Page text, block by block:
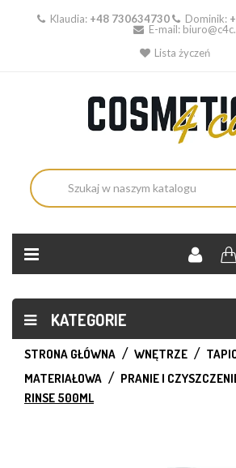
Klaudia: +48 730634730 Dominik:
E-mail:
Lista życzeń
KATEGORIE
STRONA GŁÓWNA WNĘTRZE
MATERIAŁOWA
PRANIE I
RINSE 500ML